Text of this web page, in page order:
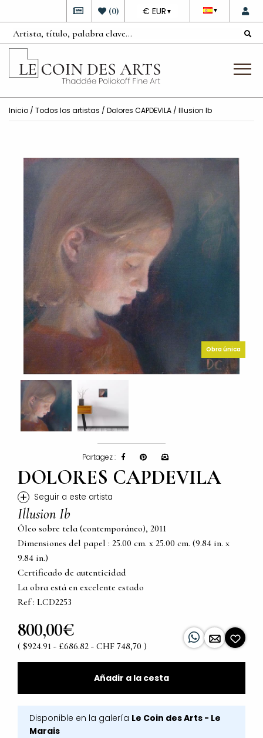
▼
DEVISE
€ EUR ▼
(0)
Inicio / Todos los artistas / Dolores CAPDEVILA / Illusion Ib
Obra única
Partagez :
DOLORES CAPDEVILA
+ Seguir a este artista
Illusion Ib
Óleo sobre tela (contemporáneo), 2011
Dimensiones del papel : 25.00 cm. x 25.00 cm. (9.84 in. x
9.84 in.)
Certificado de autenticidad
La obra está en excelente estado
Ref : LCD2253
800,00€
( $924.91 - £686.82 - CHF 748,70 )
Añadir a la cesta
Disponible en la galería Le Coin des Arts - Le
Marais